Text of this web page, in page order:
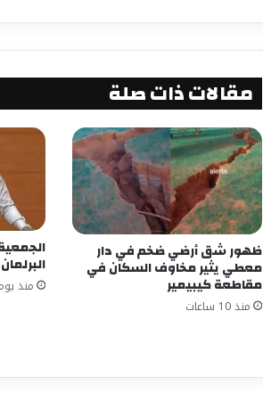
مقالات ذات صلة
ظهور شق أرضي ضخم في دار
معطي يثير مخاوف السكان في
مقاطعة كيبيمير
منذ 10 ساعات
منذ